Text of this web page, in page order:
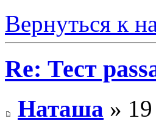
Вернуться к
Re: Тест
Наташа »